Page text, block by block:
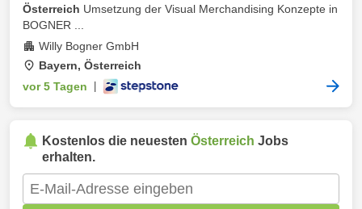
Österreich Umsetzung der Visual Merchandising Konzepte in
BOGNER ...
Willy Bogner GmbH
Bayern, Österreich
vor 5 Tagen
Kostenlos die neuesten Österreich Jobs
erhalten.